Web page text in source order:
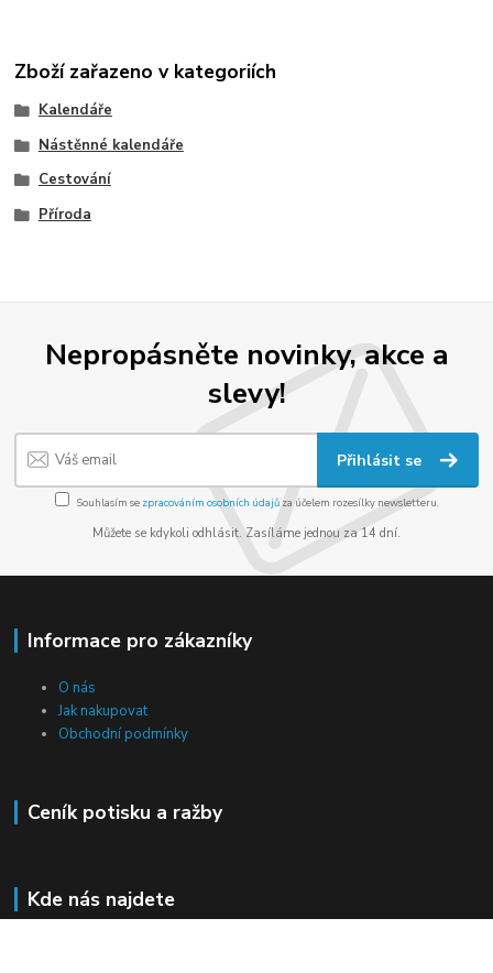
Zboží zařazeno v kategoriích
Kalendáře
Nástěnné kalendáře
Cestování
Příroda
Nepropásněte novinky, akce a
slevy!
Přihlásit se
Souhlasím se zpracováním osobních údajůza účelem rozesílky newsletteru.
Můžete se kdykoli odhlásit. Zasíláme jednou za 14 dní.
Informace pro zákazníky
O nás
Jak nakupovat
Obchodní podmínky
Ceník potisku a ražby
Kde nás najdete